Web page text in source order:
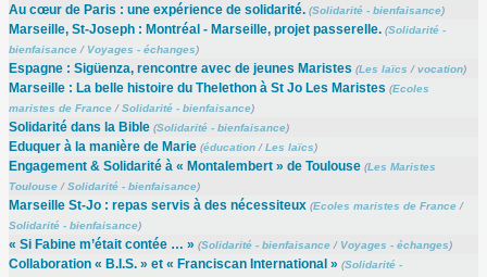
Au cœur de Paris : une expérience de solidarité. (Solidarité - bienfaisance)
Marseille, St-Joseph : Montréal - Marseille, projet passerelle. (Solidarité -
bienfaisance/ Voyages - échanges)
Espagne : Sigüenza, rencontre avec de jeunes Maristes (Les laïcs /vocation)
Marseille : La belle histoire du Thelethon à St Jo Les Maristes (Ecoles
maristes de France/Solidarité - bienfaisance)
Solidarité dans la Bible (Solidarité - bienfaisance)
Eduquer à la manière de Marie (éducation/Les laïcs)
Engagement & Solidarité à « Montalembert » de Toulouse (Les Maristes
Toulouse/Solidarité - bienfaisance)
Marseille St-Jo : repas servis à des nécessiteux (Ecoles maristes de France/
Solidarité - bienfaisance)
« Si Fabine m’était contée … » (Solidarité - bienfaisance/ Voyages - échanges)
Collaboration « B.I.S. » et « Franciscan International » (Solidarité -